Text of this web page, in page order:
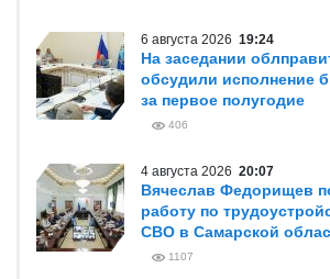
6 августа 2026 19:24
На заседании
обсудили исполнение
за первое полугодие
406
4 августа 2026 20:07
Вячеслав Федорищев
работу по
СВО в Самарской
1107